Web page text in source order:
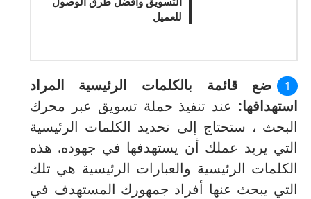
للعميل
ضع قائمة بالكلمات الرئيسية المراد
استهدافها: عند تنفيذ حملة تسويق عبر محرك
البحث ، ستحتاج إلى تحديد الكلمات الرئيسية
التي يريد عملك أن يستهدفها في جهوده. هذه
الكلمات الرئيسية والعبارات الرئيسية هي تلك
التي يبحث عنها أفراد جمهورك المستهدف في